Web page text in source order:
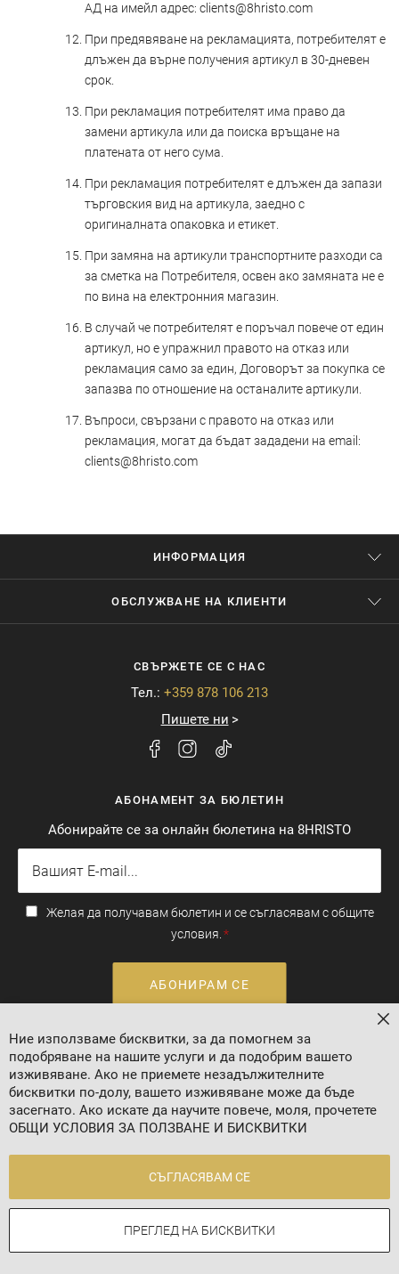
АД на имейл адрес: clients@8hristo.com
При предявяване на рекламацията, потребителят е
длъжен да върне получения артикул в 30-дневен
срок.
При рекламация потребителят има право да
замени артикула или да поиска връщане на
платената от него сума.
При рекламация потребителят е длъжен да запази
търговския вид на артикула, заедно с
оригиналната опаковка и етикет.
При замяна на артикули транспортните разходи са
за сметка на Потребителя, освен ако замяната не е
по вина на електронния магазин.
В случай че потребителят е поръчал повече от един
артикул, но е упражнил правото на отказ или
рекламация само за един, Договорът за покупка се
запазва по отношение на останалите артикули.
Въпроси, свързани с правото на отказ или
рекламация, могат да бъдат зададени на email:
clients@8hristo.com
ИНФОРМАЦИЯ
ОБСЛУЖВАНЕ НА КЛИЕНТИ
СВЪРЖЕТЕ СЕ С НАС
Тел.: +359 878 106 213
Пишете ни
АБОНАМЕНТ ЗА БЮЛЕТИН
Абонирайте се за онлайн бюлетина на 8HRISTO
Желая да получавам бюлетин и се съгласявам с общите
условия.
АБОНИРАМ СЕ
Валутен курс: 1 EUR = 1.95583 BGN
Онлайн магазин от
Ние използваме бисквитки, за да помогнем за
подобряване на нашите услуги и да подобрим вашето
изживяване. Ако не приемете незадължителните
бисквитки по-долу, вашето изживяване може да бъде
засегнато. Ако искате да научите повече, моля, прочетете
ОБЩИ УСЛОВИЯ ЗА ПОЛЗВАНЕ И БИСКВИТКИ
СЪГЛАСЯВАМ СЕ
ПРЕГЛЕД НА БИСКВИТКИ